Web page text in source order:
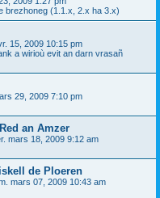
brezhoneg (1.1.x, 2.x ha 3.x)
15, 2009 10:15 pm
a wirioù evit an darn vrasañ
29, 2009 7:10 pm
an Amzer
mars 18, 2009 9:12 am
de Ploeren
mars 07, 2009 10:43 am